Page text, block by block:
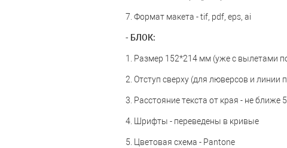
7. Формат макета - tif, pdf, eps, ai
- БЛОК:
1. Размер 152*214 мм (уже с вылетами
2. Отступ сверху (для люверсов и линии
3. Расстояние текста от края - не ближе
4. Шрифты - переведены в кривые
5. Цветовая схема - Pantone